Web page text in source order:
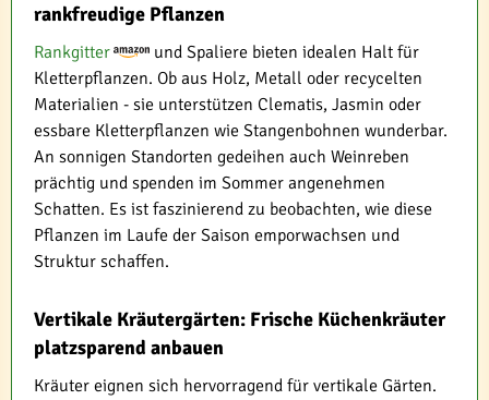
rankfreudige Pflanzen
Rankgitter
und Spaliere bieten idealen Halt für
Kletterpflanzen. Ob aus Holz, Metall oder recycelten
Materialien - sie unterstützen Clematis, Jasmin oder
essbare Kletterpflanzen wie Stangenbohnen wunderbar.
An sonnigen Standorten gedeihen auch Weinreben
prächtig und spenden im Sommer angenehmen
Schatten. Es ist faszinierend zu beobachten, wie diese
Pflanzen im Laufe der Saison emporwachsen und
Struktur schaffen.
Vertikale Kräutergärten: Frische Küchenkräuter
platzsparend anbauen
Kräuter eignen sich hervorragend für vertikale Gärten.